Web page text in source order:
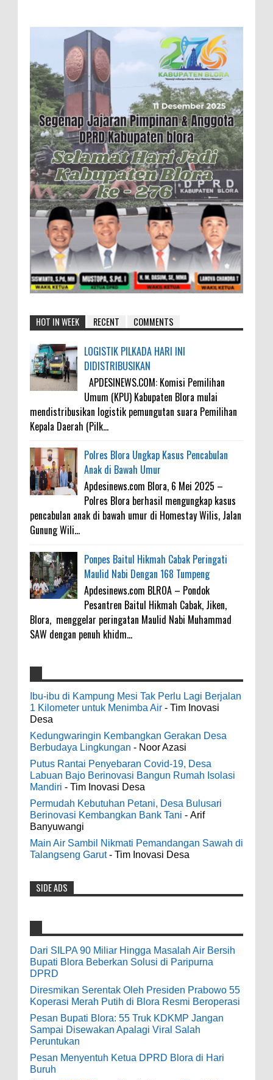
HOT IN WEEK RECENT COMMENTS
LOGISTIK PILKADA HARI INI
DIDISTRIBUSIKAN
APDESINEWS.COM: Komisi Pemilihan
Umum (KPU) Kabupaten Blora mulai
mendistribusikan logistik pemungutan suara Pemilihan
Kepala Daerah (Pilk...
Polres Blora Ungkap Kasus Pencabulan
Anak di Bawah Umur
Apdesinews.com Blora, 6 Mei 2025 –
Polres Blora berhasil mengungkap kasus
pencabulan anak di bawah umur di Homestay Wilis, Jalan
Gunung Wili...
Ponpes Baitul Hikmah Cabak Peringati
Maulid Nabi Dengan 168 Tumpeng
Apdesinews.com BLROA – Pondok
Pesantren Baitul Hikmah Cabak, Jiken,
Blora, menggelar peringatan Maulid Nabi Muhammad
SAW dengan penuh khidm...
4000 Petani Hutan Blora Bakal Digelontor
Bantuan CSR Jumbo dan Bibit Ternak Gratis
0 8-4-2026
Indonesia Ceria Run Diharapkan Bawa
Dampak Positif Bagi Olah Raga dan
Ekonomi Blora
0 8-2-2026
Dari SILPA 90 Miliar Hingga Masalah Air
Bersih Bupati Blora Beberkan Solusi di
Paripurna DPRD
7-28-2026
Diresmikan Serentak Oleh Presiden
0 5-16-2026
Pesan Bupati Blora: 55 Truk KDKMP Jangan
Sampai Disewakan Apalagi Viral Salah
Peruntukan
0 5-10-2026
galateapacino:
3-6-2022
Men's Black Titanium Wedding Band -
The Ottawa SenatorsThe Men's Black titanium i
phone case Titanium Wedding Band is the
world's first dedicated wedding band how strong
is titanium for Wo...
odenjaea
3-4-2022
Casino - DrmcdCasino is 부산광역 출
장안마 open and excited 고양 출장샵 to welcome
you back 의정부 출장샵 to a 제주도 출장마사지
of slots, table games 제주 출장안마 and video
poker! Cas...
bolehkah kami study banding di akir
bulan oktober 2020 ini ?
Anonymous:
7-3-2020
Mudah mudahan dengan jalan yang
baik bisa meningkatkan ekonomi masyarakat
sekitar. Amin
Ibu-ibu di Kampung Mesi Tak Perlu Lagi Berjalan
1 Kilometer untuk Menimba Air - Tim Inovasi
Desa
Kedungwaringin Kembangkan Gerakan Desa
Berbudaya Lingkungan - Noor Azasi
Putus Rantai Penyebaran Covid-19, Desa
Labuan Bajo Berinovasi Bangun Rumah Isolasi
Mandiri - Tim Inovasi Desa
Permudah Kebutuhan Petani, Desa Bulusari
Berinovasi Kembangkan Bank Tani - Arif
Banyuwangi
Main Air Sambil Nikmati Pemandangan Sawah di
Talangseng Garut- Tim Inovasi Desa
SIDE ADS
Dari SILPA 90 Miliar Hingga Masalah Air Bersih
Bupati Blora Beberkan Solusi di Paripurna
DPRD
Diresmikan Serentak Oleh Presiden Prabowo 55
Koperasi Merah Putih di Blora Resmi Beroperasi
Pesan Bupati Blora: 55 Truk KDKMP Jangan
Sampai Disewakan Apalagi Viral Salah
Peruntukan
Pesan Menyentuh Ketua DPRD Blora di Hari
Buruh